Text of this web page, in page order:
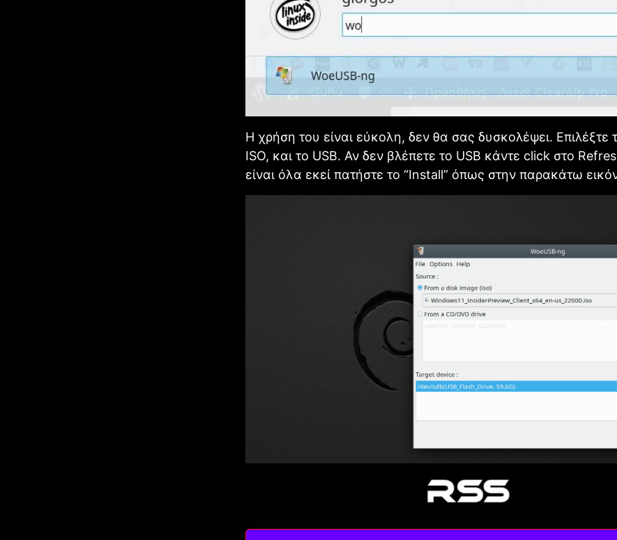
Η χρήση του είναι εύκολη, δεν θα σας δυσκολέψει. Επιλέξτε
ISO, και το USB. Αν δεν βλέπετε το USB κάντε click στο
είναι όλα εκεί πατήστε το “Install” όπως στην παρακάτω